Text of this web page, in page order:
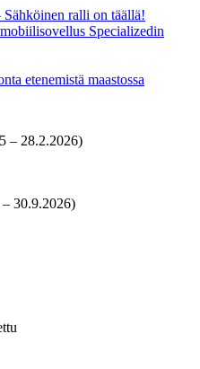
ralli on täällä!
Specializedin
etenemistä maastossa
– 28.2.2026)
30.9.2026)